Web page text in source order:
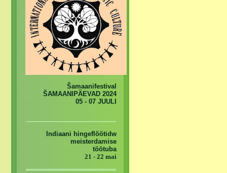
Šamaanifestival
ŠAMAANIPÄEVAD 2024
05 - 07 JUULI
Indiaani hingeflöötidw
meisterdamise
töötuba
21 - 22 mai